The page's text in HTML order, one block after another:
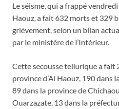
Le séisme, qui a frappé
Haouz, a fait 632 morts et 329
grièvement, selon un bilan
par le ministère de l’Intérieur.
Cette secousse tellurique a fait
province d’Al Haouz, 190 dans
89 dans la province de
Ouarzazate, 13 dans la